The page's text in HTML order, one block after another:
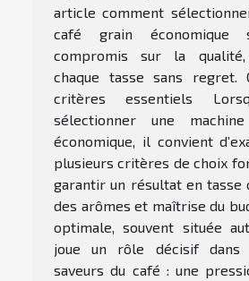
article comment
café grain
compromis sur la
chaque tasse sans regret.
critères essentiels
sélectionner une
économique, il convient
plusieurs critères de choix
garantir un résultat en tasse
des arômes et maîtrise du
optimale, souvent située
joue un rôle décisif dans
saveurs du café : une